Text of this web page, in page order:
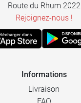
Route du Rhum 2022
Rejoignez-nous !
Informations
Livraison
FAQ